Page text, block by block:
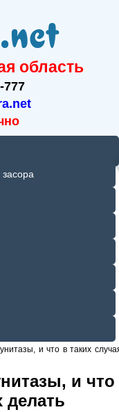
область
777
и что в таких
и что
делать